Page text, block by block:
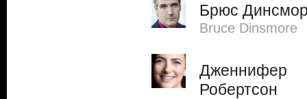
Брюс
Bruce Dinsmore
Дженнифер
Робертсон